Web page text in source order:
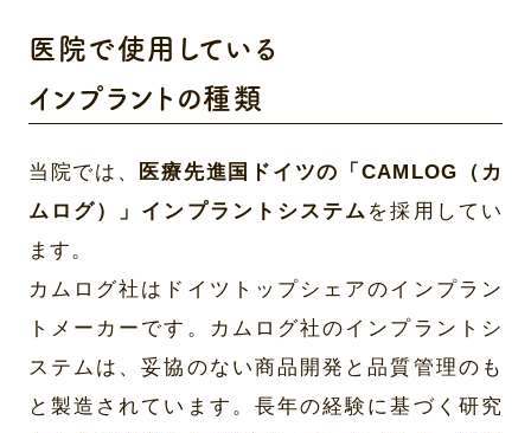
医院で使用している
インプラントの種類
当院では、
医療先進国ドイツの「CAMLOG（カ
ムログ）」インプラントシステム を採用してい
ます。
カムログ社はドイツトップシェアのインプラン
トメーカーです。カムログ社のインプラントシ
ステムは、妥協のない商品開発と品質管理のも
と製造されています。長年の経験に基づく研究